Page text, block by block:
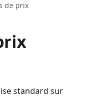
de prix
standard sur